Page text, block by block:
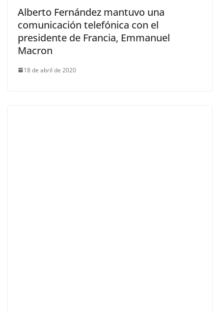
Alberto Fernández mantuvo una
comunicación telefónica con el
presidente de Francia, Emmanuel
Macron
18 de abril de 2020